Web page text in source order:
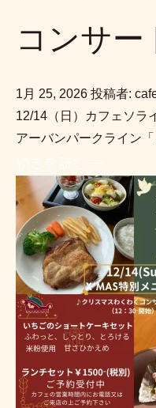
コンサー
1月 25, 2026 投稿者:
12/14（日）カフェソラ
アーバンパークライン